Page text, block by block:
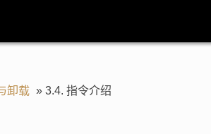
卸载 » 3.4. 指令介绍